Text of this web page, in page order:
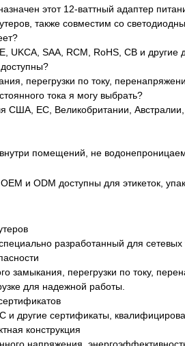
этот 12-ваттный адаптер
также совместим со
UKCA, SAA, RCM, RoHS, CB и другие
перегрузки по току,
тока я могу выбрать?
США, ЕС, Великобритании,
помещений, не
и ODM доступны для этикеток,
разработанный для
замыкания, перегрузки по току,
для надежной работы.
и другие сертификаты,
конструкция